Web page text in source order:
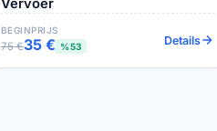
Vervoer
BEGINPRIJS
75 €35 € %53 Details